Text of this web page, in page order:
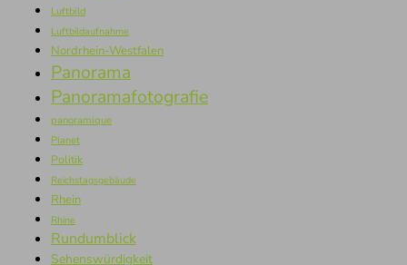
Luftbild
Luftbildaufnahme
Nordrhein-Westfalen
Panorama
Panoramafotografie
panoramique
Planet
Politik
Reichstagsgebäude
Rhein
Rhine
Rundumblick
Sehenswürdigkeit